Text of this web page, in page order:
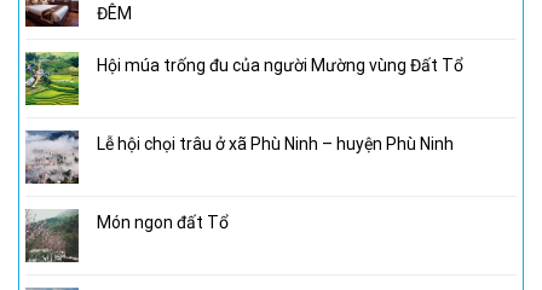
ĐÊM
Hội múa trống đu của người Mường vùng Đất Tổ
Lễ hội chọi trâu ở xã Phù Ninh – huyện Phù Ninh
Món ngon đất Tổ